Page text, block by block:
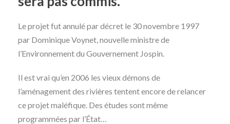
Le projet fut annulé par décret le 30 novembre 1997
par Dominique Voynet, nouvelle ministre de
l’Environnement du Gouvernement Jospin.
Il est vrai qu’en 2006 les vieux démons de
l’aménagement des rivières tentent encore de relancer
ce projet maléfique. Des études sont même
programmées par l’État…